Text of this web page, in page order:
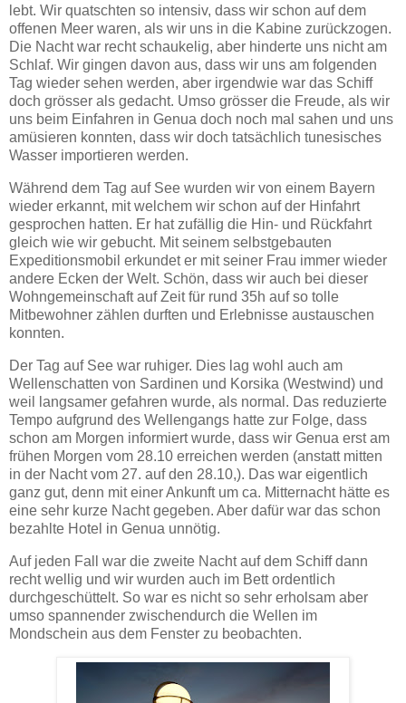
lebt. Wir quatschten so intensiv, dass wir schon auf dem
offenen Meer waren, als wir uns in die Kabine zurückzogen.
Die Nacht war recht schaukelig, aber hinderte uns nicht am
Schlaf. Wir gingen davon aus, dass wir uns am folgenden
Tag wieder sehen werden, aber irgendwie war das Schiff
doch grösser als gedacht. Umso grösser die Freude, als wir
uns beim Einfahren in Genua doch noch mal sahen und uns
amüsieren konnten, dass wir doch tatsächlich tunesisches
Wasser importieren werden.
Während dem Tag auf See wurden wir von einem Bayern
wieder erkannt, mit welchem wir schon auf der Hinfahrt
gesprochen hatten. Er hat zufällig die Hin- und Rückfahrt
gleich wie wir gebucht. Mit seinem selbstgebauten
Expeditionsmobil erkundet er mit seiner Frau immer wieder
andere Ecken der Welt. Schön, dass wir auch bei dieser
Wohngemeinschaft auf Zeit für rund 35h auf so tolle
Mitbewohner zählen durften und Erlebnisse austauschen
konnten.
Der Tag auf See war ruhiger. Dies lag wohl auch am
Wellenschatten von Sardinen und Korsika (Westwind) und
weil langsamer gefahren wurde, als normal. Das reduzierte
Tempo aufgrund des Wellengangs hatte zur Folge, dass
schon am Morgen informiert wurde, dass wir Genua erst am
frühen Morgen vom 28.10 erreichen werden (anstatt mitten
in der Nacht vom 27. auf den 28.10,). Das war eigentlich
ganz gut, denn mit einer Ankunft um ca. Mitternacht hätte es
eine sehr kurze Nacht gegeben. Aber dafür war das schon
bezahlte Hotel in Genua unnötig.
Auf jeden Fall war die zweite Nacht auf dem Schiff dann
recht wellig und wir wurden auch im Bett ordentlich
durchgeschüttelt. So war es nicht so sehr erholsam aber
umso spannender zwischendurch die Wellen im
Mondschein aus dem Fenster zu beobachten.